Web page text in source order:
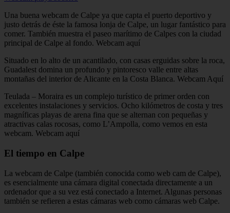
Una buena webcam de Calpe ya que capta el puerto deportivo y
justo detrás de éste la famosa lonja de Calpe, un lugar fantástico para
comer. También muestra el paseo marítimo de Calpes con la ciudad
principal de Calpe al fondo. Webcam aquí
Situado en lo alto de un acantilado, con casas erguidas sobre la roca,
Guadalest domina un profundo y pintoresco valle entre altas
montañas del interior de Alicante en la Costa Blanca. Webcam Aquí
Teulada – Moraira es un complejo turístico de primer orden con
excelentes instalaciones y servicios. Ocho kilómetros de costa y tres
magníficas playas de arena fina que se alternan con pequeñas y
atractivas calas rocosas, como L’Ampolla, como vemos en esta
webcam. Webcam aquí
El tiempo en Calpe
La webcam de Calpe (también conocida como web cam de Calpe),
es esencialmente una cámara digital conectada directamente a un
ordenador que a su vez está conectado a Internet. Algunas personas
también se refieren a estas cámaras web como cámaras web Calpe.